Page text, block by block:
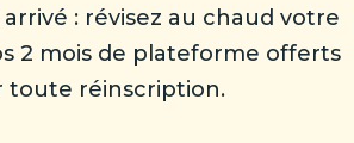
: révisez au chaud votre
2 mois de plateforme offerts
toute réinscription.